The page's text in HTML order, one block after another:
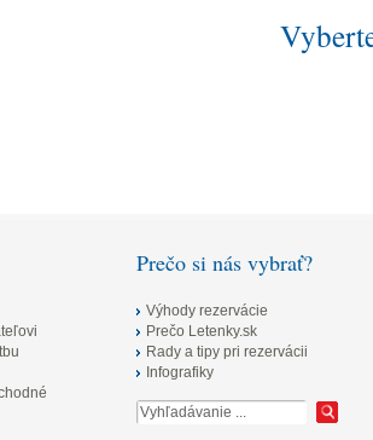
Prečo si nás vybrať?
Výhody rezervácie
Prečo Letenky.sk
Rady a tipy pri rezervácii
Infografiky